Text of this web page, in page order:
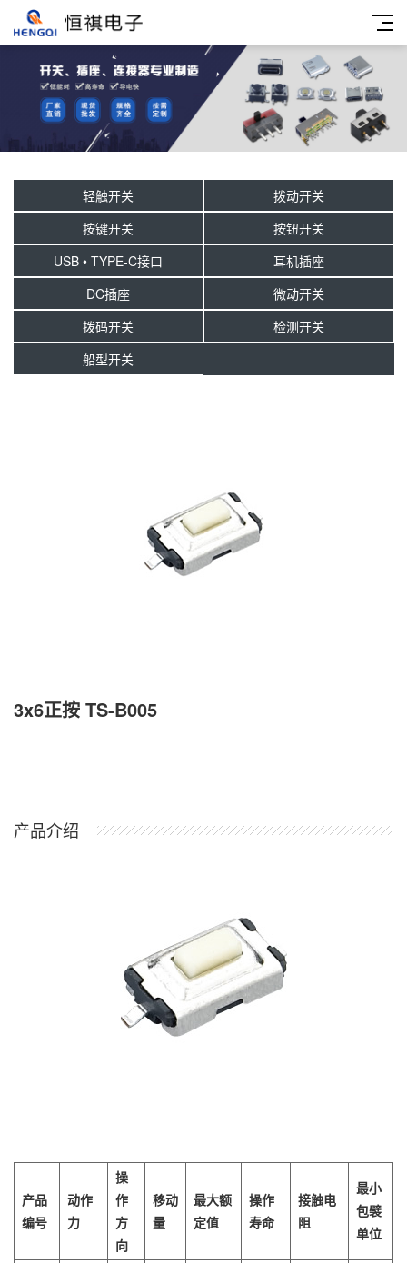
轻触开关
拨动开关
按键开关
按钮开关
USB • TYPE-C接口
耳机插座
DC插座
微动开关
拨码开关
检测开关
船型开关
3x6正按 TS-B005
产品介绍
产品
编号
动作
力
操
作
方
向
移动
量
最大额
定值
操作
寿命
接触电
阻
最小
包襞
单位